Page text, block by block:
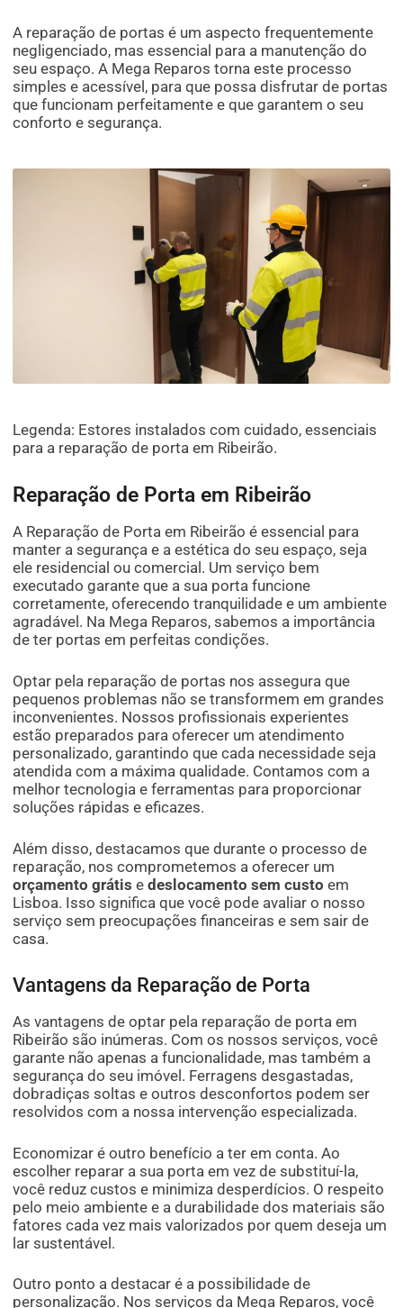
A reparação de portas é um aspecto frequentemente
negligenciado, mas essencial para a manutenção do
seu espaço. A Mega Reparos torna este processo
simples e acessível, para que possa disfrutar de portas
que funcionam perfeitamente e que garantem o seu
conforto e segurança.
Legenda: Estores instalados com cuidado, essenciais
para a reparação de porta em Ribeirão.
Reparação de Porta em Ribeirão
A Reparação de Porta em Ribeirão é essencial para
manter a segurança e a estética do seu espaço, seja
ele residencial ou comercial. Um serviço bem
executado garante que a sua porta funcione
corretamente, oferecendo tranquilidade e um ambiente
agradável. Na Mega Reparos, sabemos a importância
de ter portas em perfeitas condições.
Optar pela reparação de portas nos assegura que
pequenos problemas não se transformem em grandes
inconvenientes. Nossos profissionais experientes
estão preparados para oferecer um atendimento
personalizado, garantindo que cada necessidade seja
atendida com a máxima qualidade. Contamos com a
melhor tecnologia e ferramentas para proporcionar
soluções rápidas e eficazes.
Além disso, destacamos que durante o processo de
reparação, nos comprometemos a oferecer um
orçamento grátis edeslocamento sem custo em
Lisboa. Isso significa que você pode avaliar o nosso
serviço sem preocupações financeiras e sem sair de
casa.
Vantagens da Reparação de Porta
As vantagens de optar pela reparação de porta em
Ribeirão são inúmeras. Com os nossos serviços, você
garante não apenas a funcionalidade, mas também a
segurança do seu imóvel. Ferragens desgastadas,
dobradiças soltas e outros desconfortos podem ser
resolvidos com a nossa intervenção especializada.
Economizar é outro benefício a ter em conta. Ao
escolher reparar a sua porta em vez de substituí-la,
você reduz custos e minimiza desperdícios. O respeito
pelo meio ambiente e a durabilidade dos materiais são
fatores cada vez mais valorizados por quem deseja um
lar sustentável.
Outro ponto a destacar é a possibilidade de
personalização. Nos serviços da Mega Reparos, você